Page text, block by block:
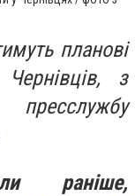
планові
з
раніше,